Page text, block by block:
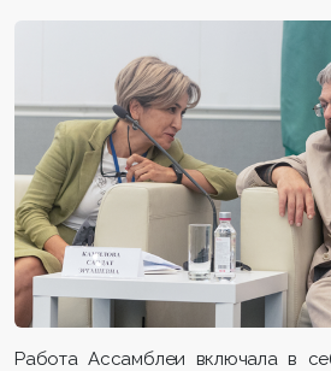
Работа Ассамблеи включала в